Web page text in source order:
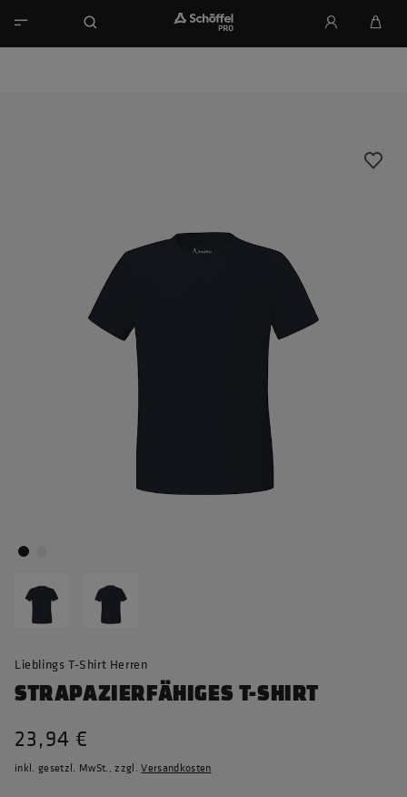
Lieblings T-Shirt Herren
STRAPAZIERFÄHIGES T-SHIRT
23,94 €
inkl. gesetzl. MwSt., zzgl.Versandkosten